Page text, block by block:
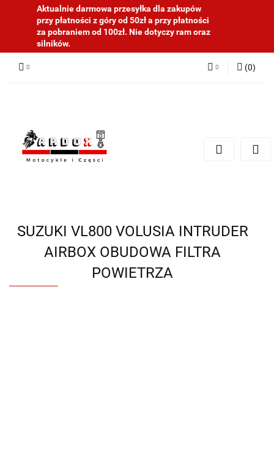
Aktualnie darmowa przesyłka dla zakupów
przy płatności z góry od 50zł a przy płatności
za pobraniem od 100zł. Nie dotyczy ram oraz
silników.
(0)
SUZUKI VL800 VOLUSIA INTRUDER
AIRBOX OBUDOWA FILTRA
POWIETRZA